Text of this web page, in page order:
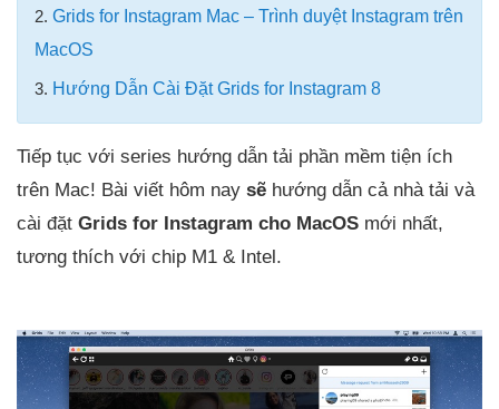
2. Grids for Instagram Mac – Trình duyệt Instagram trên
MacOS
3. Hướng Dẫn Cài Đặt Grids for Instagram 8
Tiếp tục với series hướng dẫn tải phần mềm tiện ích
trên Mac! Bài viết hôm nay sẽ hướng dẫn cả nhà tải và
cài đặt Grids for Instagram cho MacOS mới nhất,
tương thích với chip M1 & Intel.